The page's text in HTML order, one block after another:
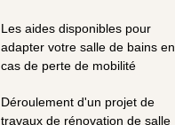
Les aides disponibles pour
adapter votre salle de bains en
cas de perte de mobilité
Déroulement d'un projet de
travaux de rénovation de salle